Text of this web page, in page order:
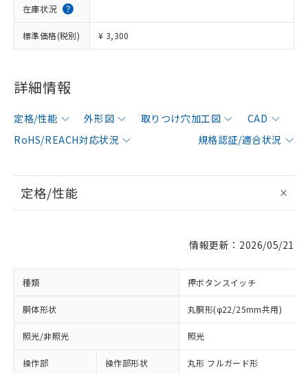
在庫状況
標準価格(税別) ¥ 3,300
詳細情報
定格/性能 外形図 取りつけ穴加工図
CAD
RoHS/REACH対応状況
規格認証/適合状況
定格/性能
情報更新：2026/05/21
種類 押ボタンスイッチ
胴体形状 丸胴形(φ22/25mm共用)
照光/非照光 照光
操作部 操作部形状 丸形 フルガード形